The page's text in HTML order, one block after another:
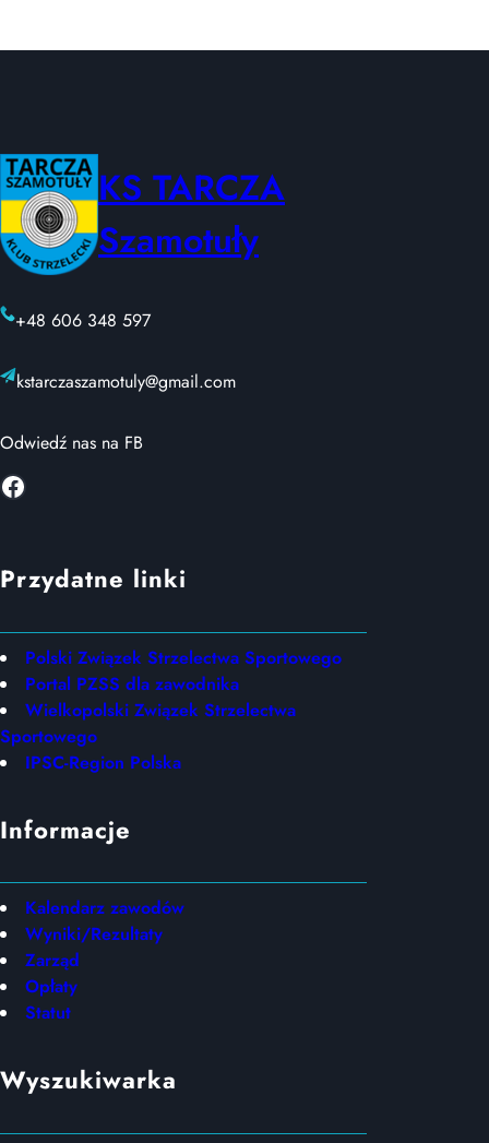
KS TARCZA
Szamotuły
+48 606 348 597
kstarczaszamotuly@gmail.com
Odwiedź nas na FB
Facebook
Przydatne linki
Polski Związek Strzelectwa Sportowego
Portal PZSS dla zawodnika
Wielkopolski Związek Strzelectwa
Sportowego
IPSC-Region Polska
Informacje
Kalendarz zawodów
Wyniki/Rezultaty
Zarząd
Opłaty
Statut
Wyszukiwarka